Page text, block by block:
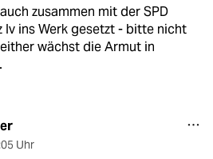
zusammen mit der SPD
Iv ins Werk gesetzt - bitte nicht
wächst die Armut in
Uhr